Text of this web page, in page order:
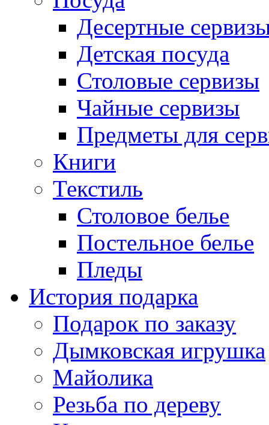
Десертные
Детская посуда
Столовые сервизы
Чайные сервизы
Предметы для
Книги
Текстиль
Столовое белье
Постельное белье
Пледы
История подарка
Подарок по заказу
Дымковская игрушка
Майолика
Резьба по дереву